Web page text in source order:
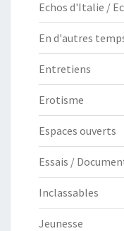
Echos d'Italie /
En d'autres
Entretiens
Erotisme
Espaces ouverts
Essais /
Inclassables
Jeunesse